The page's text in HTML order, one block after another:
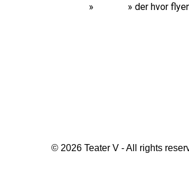
» » der hvor
© 2026 Teater V - All rights